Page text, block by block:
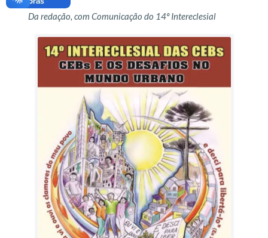
Da redação, com Comunicação do 14º Intereclesial